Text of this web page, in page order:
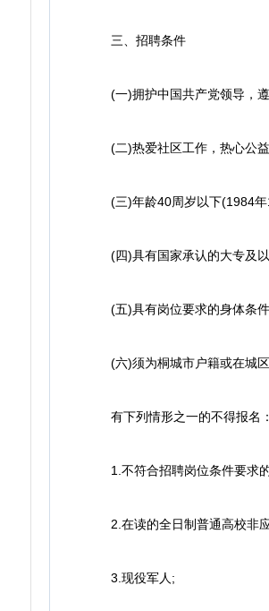
三、招聘条件
(一)拥护中国共产党领导，遵
(二)热爱社区工作，热心公益
(三)年龄40周岁以下(1984年
(四)具有国家承认的大专及
(五)具有岗位要求的身体条
(六)须为桐城市户籍或在城区
有下列情形之一的不得报名
1.不符合招聘岗位条件要求
2.在读的全日制普通高校非
3.现役军人;